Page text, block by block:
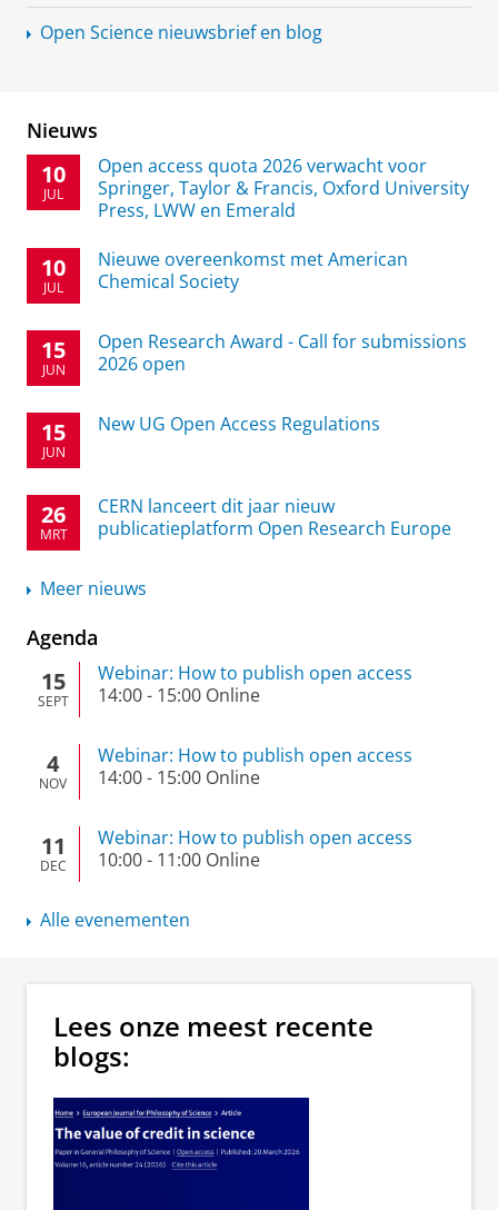
Open Science nieuwsbrief en blog
Nieuws
10
JUL
Open access quota 2026 verwacht voor
Springer, Taylor & Francis, Oxford University
Press, LWW en Emerald
10
JUL
Nieuwe overeenkomst met American
Chemical Society
15
JUN
Open Research Award - Call for submissions
2026 open
15
JUN
New UG Open Access Regulations
26
MRT
CERN lanceert dit jaar nieuw
publicatieplatform Open Research Europe
Meer nieuws
Agenda
15
SEPT
Webinar: How to publish open access
14:00- 15:00 Online
4
NOV
Webinar: How to publish open access
14:00- 15:00 Online
11
DEC
Webinar: How to publish open access
10:00- 11:00 Online
Alle evenementen
Lees onze meest recente
blogs: